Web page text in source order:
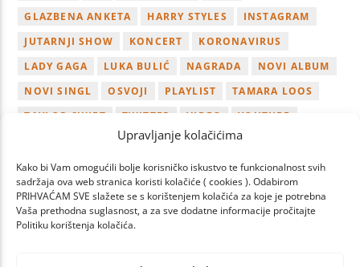
Upravljanje kolačićima
Kako bi Vam omogućili bolje korisničko iskustvo te funkcionalnost svih
sadržaja ova web stranica koristi kolačiće ( cookies ). Odabirom
PRIHVAĆAM SVE slažete se s korištenjem kolačića za koje je potrebna
Vaša prethodna suglasnost, a za sve dodatne informacije pročitajte
Politiku korištenja kolačića.
GLAZBENA ANKETA
HARRY STYLES
INSTAGRAM
JUTARNJI SHOW
KONCERT
KORONAVIRUS
LADY GAGA
LUKA BULIĆ NAGRADA
NOVI ALBUM
NOVI SINGL
OSVOJI PLAYLIST
TAMARA LOOS
TAYLOR SWIFT
TWITTER VIDEO
YOUTUBE